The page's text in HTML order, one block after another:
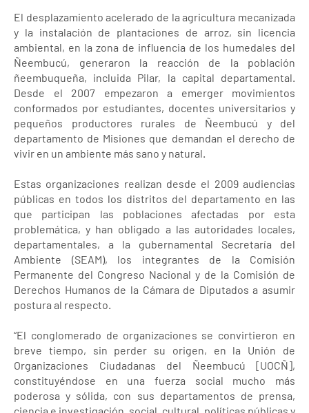
El desplazamiento acelerado de la agricultura mecanizada
y la instalación de plantaciones de arroz, sin licencia
ambiental, en la zona de influencia de los humedales del
Ñeembucú, generaron la reacción de la población
ñeembuqueña, incluida Pilar, la capital departamental.
Desde el 2007 empezaron a emerger movimientos
conformados por estudiantes, docentes universitarios y
pequeños productores rurales de Ñeembucú y del
departamento de Misiones que demandan el derecho de
vivir en un ambiente más sano y natural.
Estas organizaciones realizan desde el 2009 audiencias
públicas en todos los distritos del departamento en las
que participan las poblaciones afectadas por esta
problemática, y han obligado a las autoridades locales,
departamentales, a la gubernamental Secretaría del
Ambiente (SEAM), los integrantes de la Comisión
Permanente del Congreso Nacional y de la Comisión de
Derechos Humanos de la Cámara de Diputados a asumir
postura al respecto.
“El conglomerado de organizaciones se convirtieron en
breve tiempo, sin perder su origen, en la Unión de
Organizaciones Ciudadanas del Ñeembucú [UOCÑ],
constituyéndose en una fuerza social mucho más
poderosa y sólida, con sus departamentos de prensa,